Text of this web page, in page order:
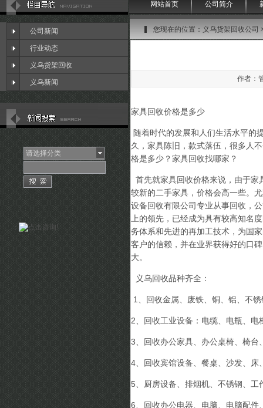
公司新闻
行业动态
义乌货架回收
义乌新闻
请选择分类
您现在的位置： 义乌货架回收公司
网站首页 公司简介
作者：
家具回收价格是多少
随着时代的发展和人们生活水平的
久，家具陈旧，款式落伍，很多人
格是多少？家具回收找哪家？
首先就家具回收价格来说，由于
较新的二手家具，价格会高一些。
设备回收有限公司专业从事回收，
上的领先，已经成为具有较高知名
务体系和先进的再加工技术，为国
客户的信赖，并在业界获得好的口
大。
义乌回收品种齐全：
1、回收金属、废铁、铜、铝、不
2、回收工业设备：电缆、电瓶、
3、回收办公家具、办公桌椅、椅
4、回收宾馆设备、餐桌、沙发、床
5、厨房设备、排烟机、不锈钢、
6、回收办公电器、电脑、电脑配
：